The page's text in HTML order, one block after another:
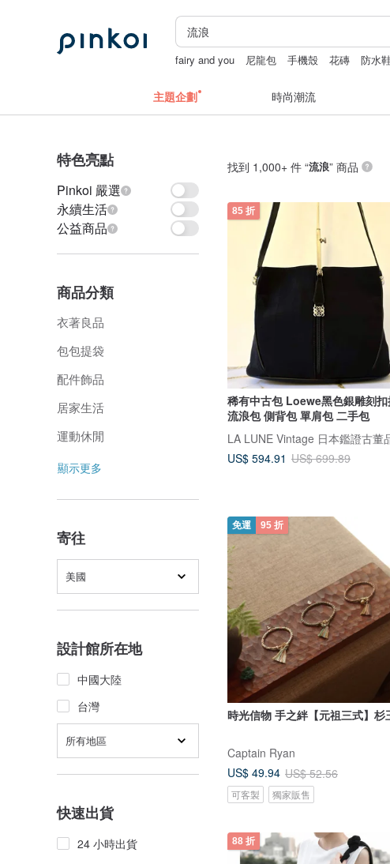
fairy and you 尼龍包 手機殼 花磚 防水
主題企劃 時尚潮流
特色亮點
Pinkoi 嚴選
永續生活
公益商品
商品分類
衣著良品
包包提袋
配件飾品
居家生活
運動休閒
顯示更多
寄往
美國
設計館所在地
中國大陸
台灣
所有地區
快速出貨
24 小時出貨
找到 1,000+ 件 “流浪” 商品
85 折
稀有中古包 Loewe黑色銀雕刻
流浪包 側背包 單肩包 二手包
US$ 594.91 US$ 699.89
免運 95 折
時光信物 手之絆【元祖三式】杉
Captain Ryan
US$ 49.94 US$ 52.56
可客製 獨家販售
88 折